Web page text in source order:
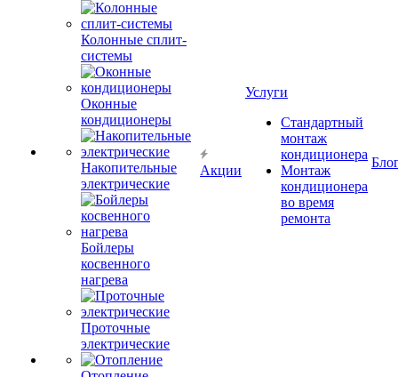
Колонные сплит-
системы
Оконные
кондиционеры
Накопительные
электрические
Бойлеры
косвенного
нагрева
Проточные
электрические
Акции
Услуги
Стандартный
монтаж
кондиционера
Монтаж
кондиционера
во время
ремонта